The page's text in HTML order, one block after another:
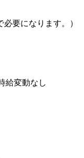
要になります。）
給変動なし